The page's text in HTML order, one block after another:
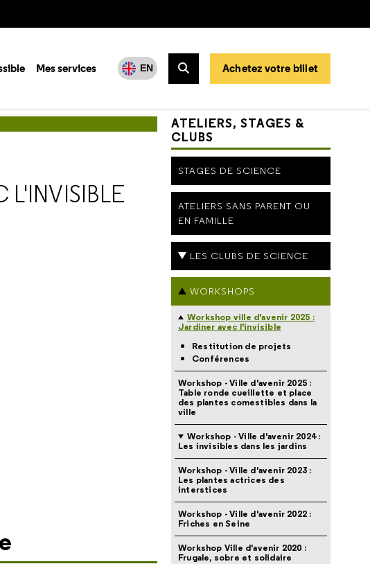
Mes services EN
Rechercher
Achetez votre billet
L'INVISIBLE
ATELIERS, STAGES &
CLUBS
STAGES DE SCIENCE
ATELIERS SANS PARENT OU
EN FAMILLE
LES CLUBS DE SCIENCE
WORKSHOPS
Workshop ville d'avenir 2025 :
Jardiner avec l'invisible
Restitution de projets
Conférences
Workshop - Ville d'avenir 2025 :
Table ronde cueillette et place
des plantes comestibles dans la
ville
Workshop - Ville d'avenir 2024 :
Les invisibles dans les jardins
Workshop - Ville d'avenir 2023 :
Les plantes actrices des
interstices
Workshop - Ville d'avenir 2022 :
Friches en Seine
Workshop Ville d'avenir 2020 :
Frugale, sobre et solidaire